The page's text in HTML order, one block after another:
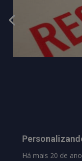
Há mais 20 de